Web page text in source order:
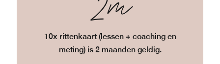
2m
10x rittenkaart (lessen + coaching en
meting) is 2 maanden geldig.